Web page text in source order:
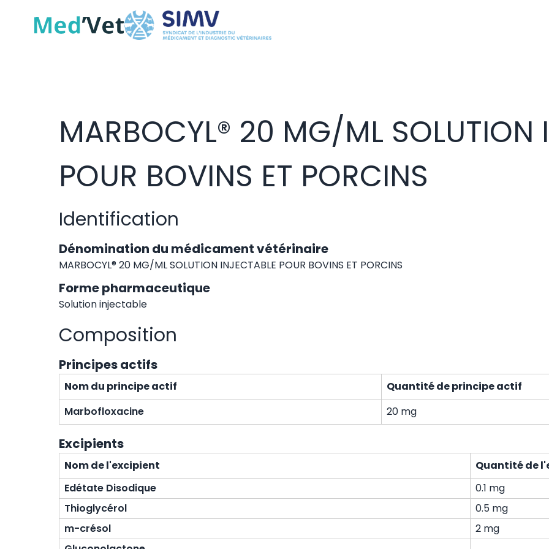
MARBOCYL® 20 MG/ML SOLUTION
POUR BOVINS ET PORCINS
Identification
Dénomination du médicament vétérinaire
MARBOCYL® 20 MG/ML SOLUTION INJECTABLE POUR BOVINS ET PORCINS
Forme pharmaceutique
Solution injectable
Composition
Principes actifs
Nom du principe actif
Quantité de principe actif
Marbofloxacine
20 mg
Excipients
Nom de l'excipient
Quantité de
Edétate Disodique
0.1 mg
Thioglycérol
0.5 mg
m-crésol
2 mg